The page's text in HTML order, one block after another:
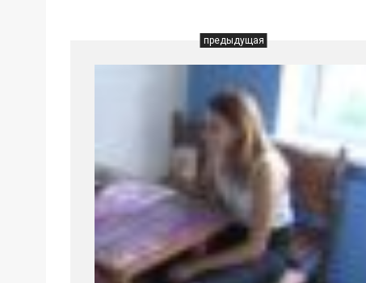
предыдущая